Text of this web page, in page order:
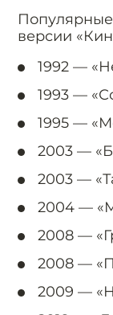
версии
1992 —
1993 —
1995 —
2003 —
2003 —
2004 —
2008 —
2008 —
2009 —